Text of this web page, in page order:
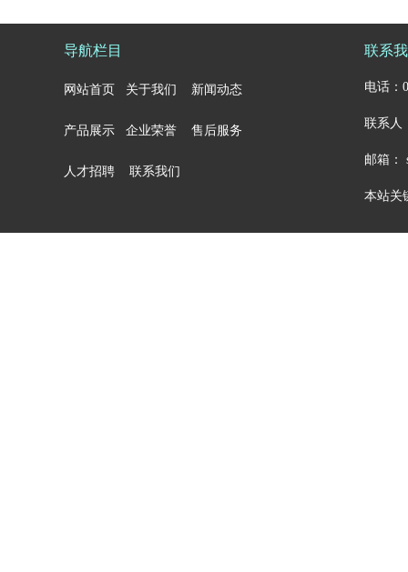
导航栏目
网站首页 关于我们 新闻动态
产品展示 企业荣誉 售后服务
人才招聘 联系我们
联系
电话：
联系人
邮箱：
本站关